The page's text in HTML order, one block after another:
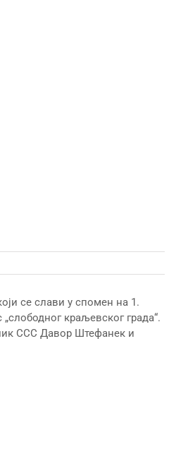
се слави у спомен на 1.
краљевског града“.
ССС Давор Штефанек и